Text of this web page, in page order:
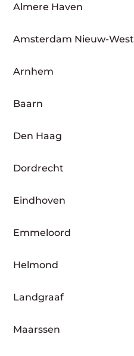
Almere Haven
Amsterdam Nieuw-West
Arnhem
Baarn
Den Haag
Dordrecht
Eindhoven
Emmeloord
Helmond
Landgraaf
Maarssen